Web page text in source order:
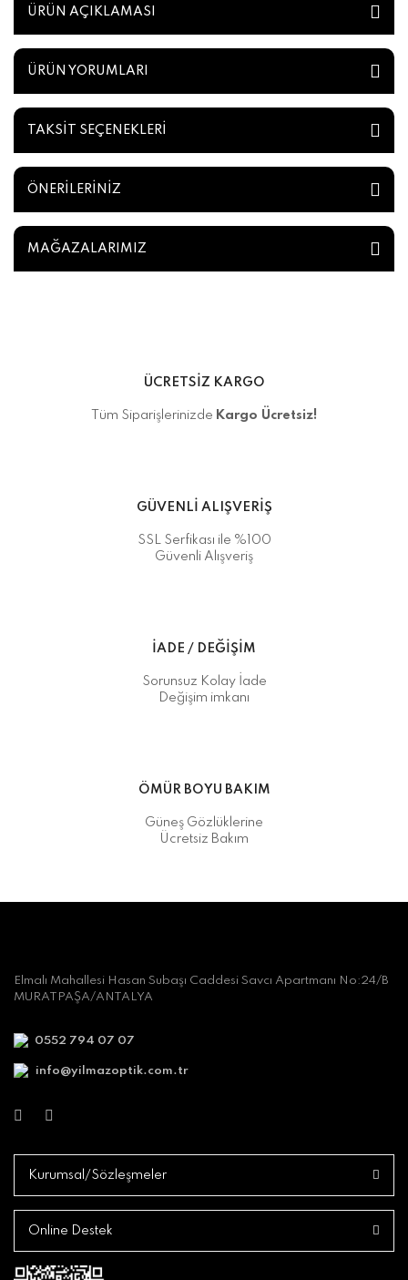
ÜRÜN AÇIKLAMASI
ÜRÜN YORUMLARI
TAKSİT SEÇENEKLERİ
ÖNERİLERİNİZ
MAĞAZALARIMIZ
ÜCRETSİZ KARGO
Tüm Siparişlerinizde Kargo Ücretsiz!
GÜVENLİ ALIŞVERİŞ
SSL Serfikası ile %100
Güvenli Alışveriş
İADE / DEĞİŞİM
Sorunsuz Kolay İade
Değişim imkanı
ÖMÜR BOYU BAKIM
Güneş Gözlüklerine
Ücretsiz Bakım
Elmalı Mahallesi Hasan Subaşı Caddesi Savcı Apartmanı No:24/B
MURATPAŞA/ANTALYA
0552 794 07 07
info@yilmazoptik.com.tr
Kurumsal/Sözleşmeler
Online Destek